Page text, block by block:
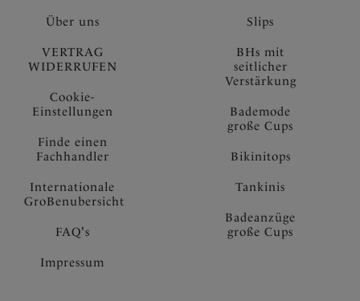
Über uns
VERTRAG
WIDERRUFEN
Cookie-
Einstellungen
Finde einen
Fachhandler
Internationale
GroBenubersicht
FAQ's
Impressum
Slips
BHs mit
seitlicher
Verstärkung
Bademode
große Cups
Bikinitops
Tankinis
Badeanzüge
große Cups